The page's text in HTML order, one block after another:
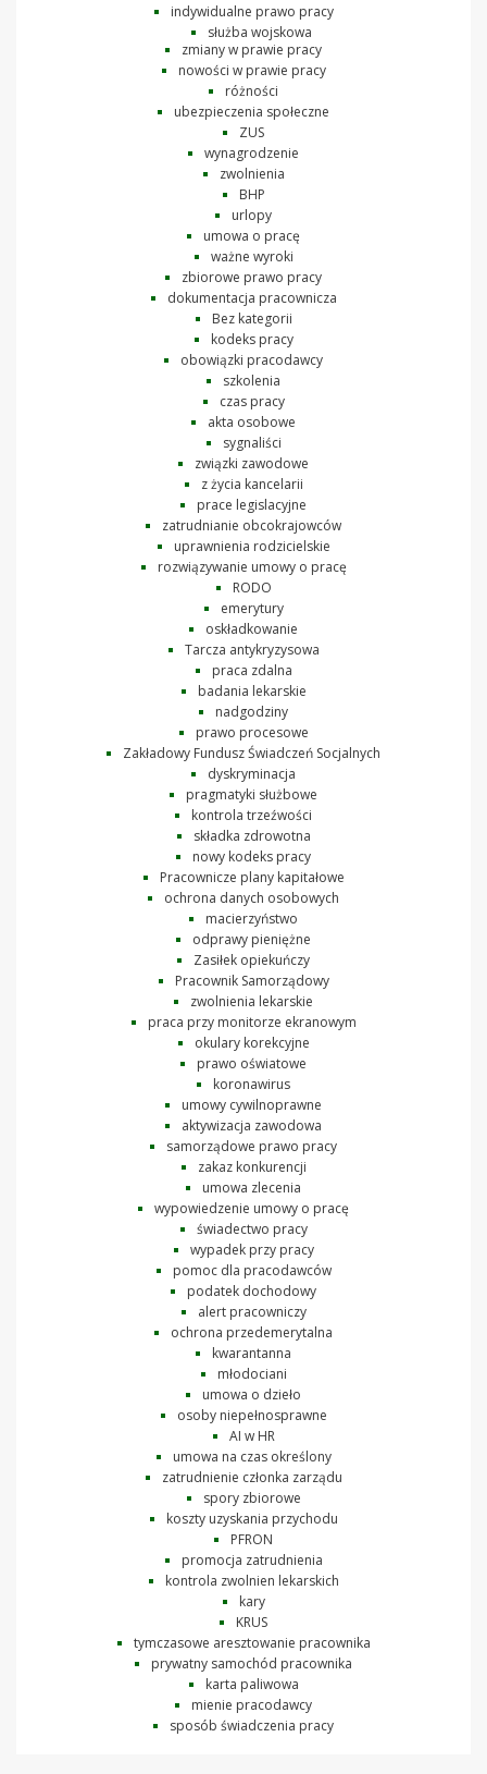
indywidualne prawo pracy
służba wojskowa
zmiany w prawie pracy
nowości w prawie pracy
różności
ubezpieczenia społeczne
ZUS
wynagrodzenie
zwolnienia
BHP
urlopy
umowa o pracę
ważne wyroki
zbiorowe prawo pracy
dokumentacja pracownicza
Bez kategorii
kodeks pracy
obowiązki pracodawcy
szkolenia
czas pracy
akta osobowe
sygnaliści
związki zawodowe
z życia kancelarii
prace legislacyjne
zatrudnianie obcokrajowców
uprawnienia rodzicielskie
rozwiązywanie umowy o pracę
RODO
emerytury
oskładkowanie
Tarcza antykryzysowa
praca zdalna
badania lekarskie
nadgodziny
prawo procesowe
Zakładowy Fundusz Świadczeń Socjalnych
dyskryminacja
pragmatyki służbowe
kontrola trzeźwości
składka zdrowotna
nowy kodeks pracy
Pracownicze plany kapitałowe
ochrona danych osobowych
macierzyństwo
odprawy pieniężne
Zasiłek opiekuńczy
Pracownik Samorządowy
zwolnienia lekarskie
praca przy monitorze ekranowym
okulary korekcyjne
prawo oświatowe
koronawirus
umowy cywilnoprawne
aktywizacja zawodowa
samorządowe prawo pracy
zakaz konkurencji
umowa zlecenia
wypowiedzenie umowy o pracę
świadectwo pracy
wypadek przy pracy
pomoc dla pracodawców
podatek dochodowy
alert pracowniczy
ochrona przedemerytalna
kwarantanna
młodociani
umowa o dzieło
osoby niepełnosprawne
AI w HR
umowa na czas określony
zatrudnienie członka zarządu
spory zbiorowe
koszty uzyskania przychodu
PFRON
promocja zatrudnienia
kontrola zwolnien lekarskich
kary
KRUS
tymczasowe aresztowanie pracownika
prywatny samochód pracownika
karta paliwowa
mienie pracodawcy
sposób świadczenia pracy